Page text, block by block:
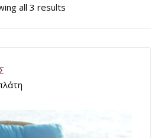
all 3 results